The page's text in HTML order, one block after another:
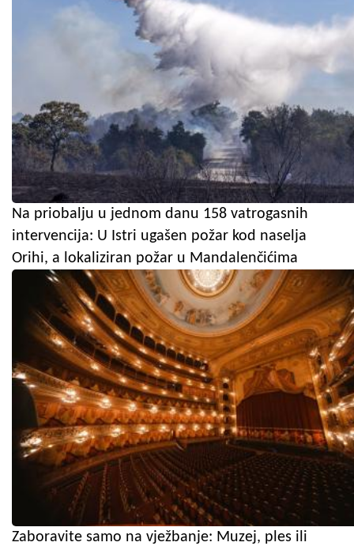
Na priobalju u jednom danu 158 vatrogasnih
intervencija: U Istri ugašen požar kod naselja
Orihi, a lokaliziran požar u Mandalenčićima
Zaboravite samo na vježbanje: Muzej, ples ili